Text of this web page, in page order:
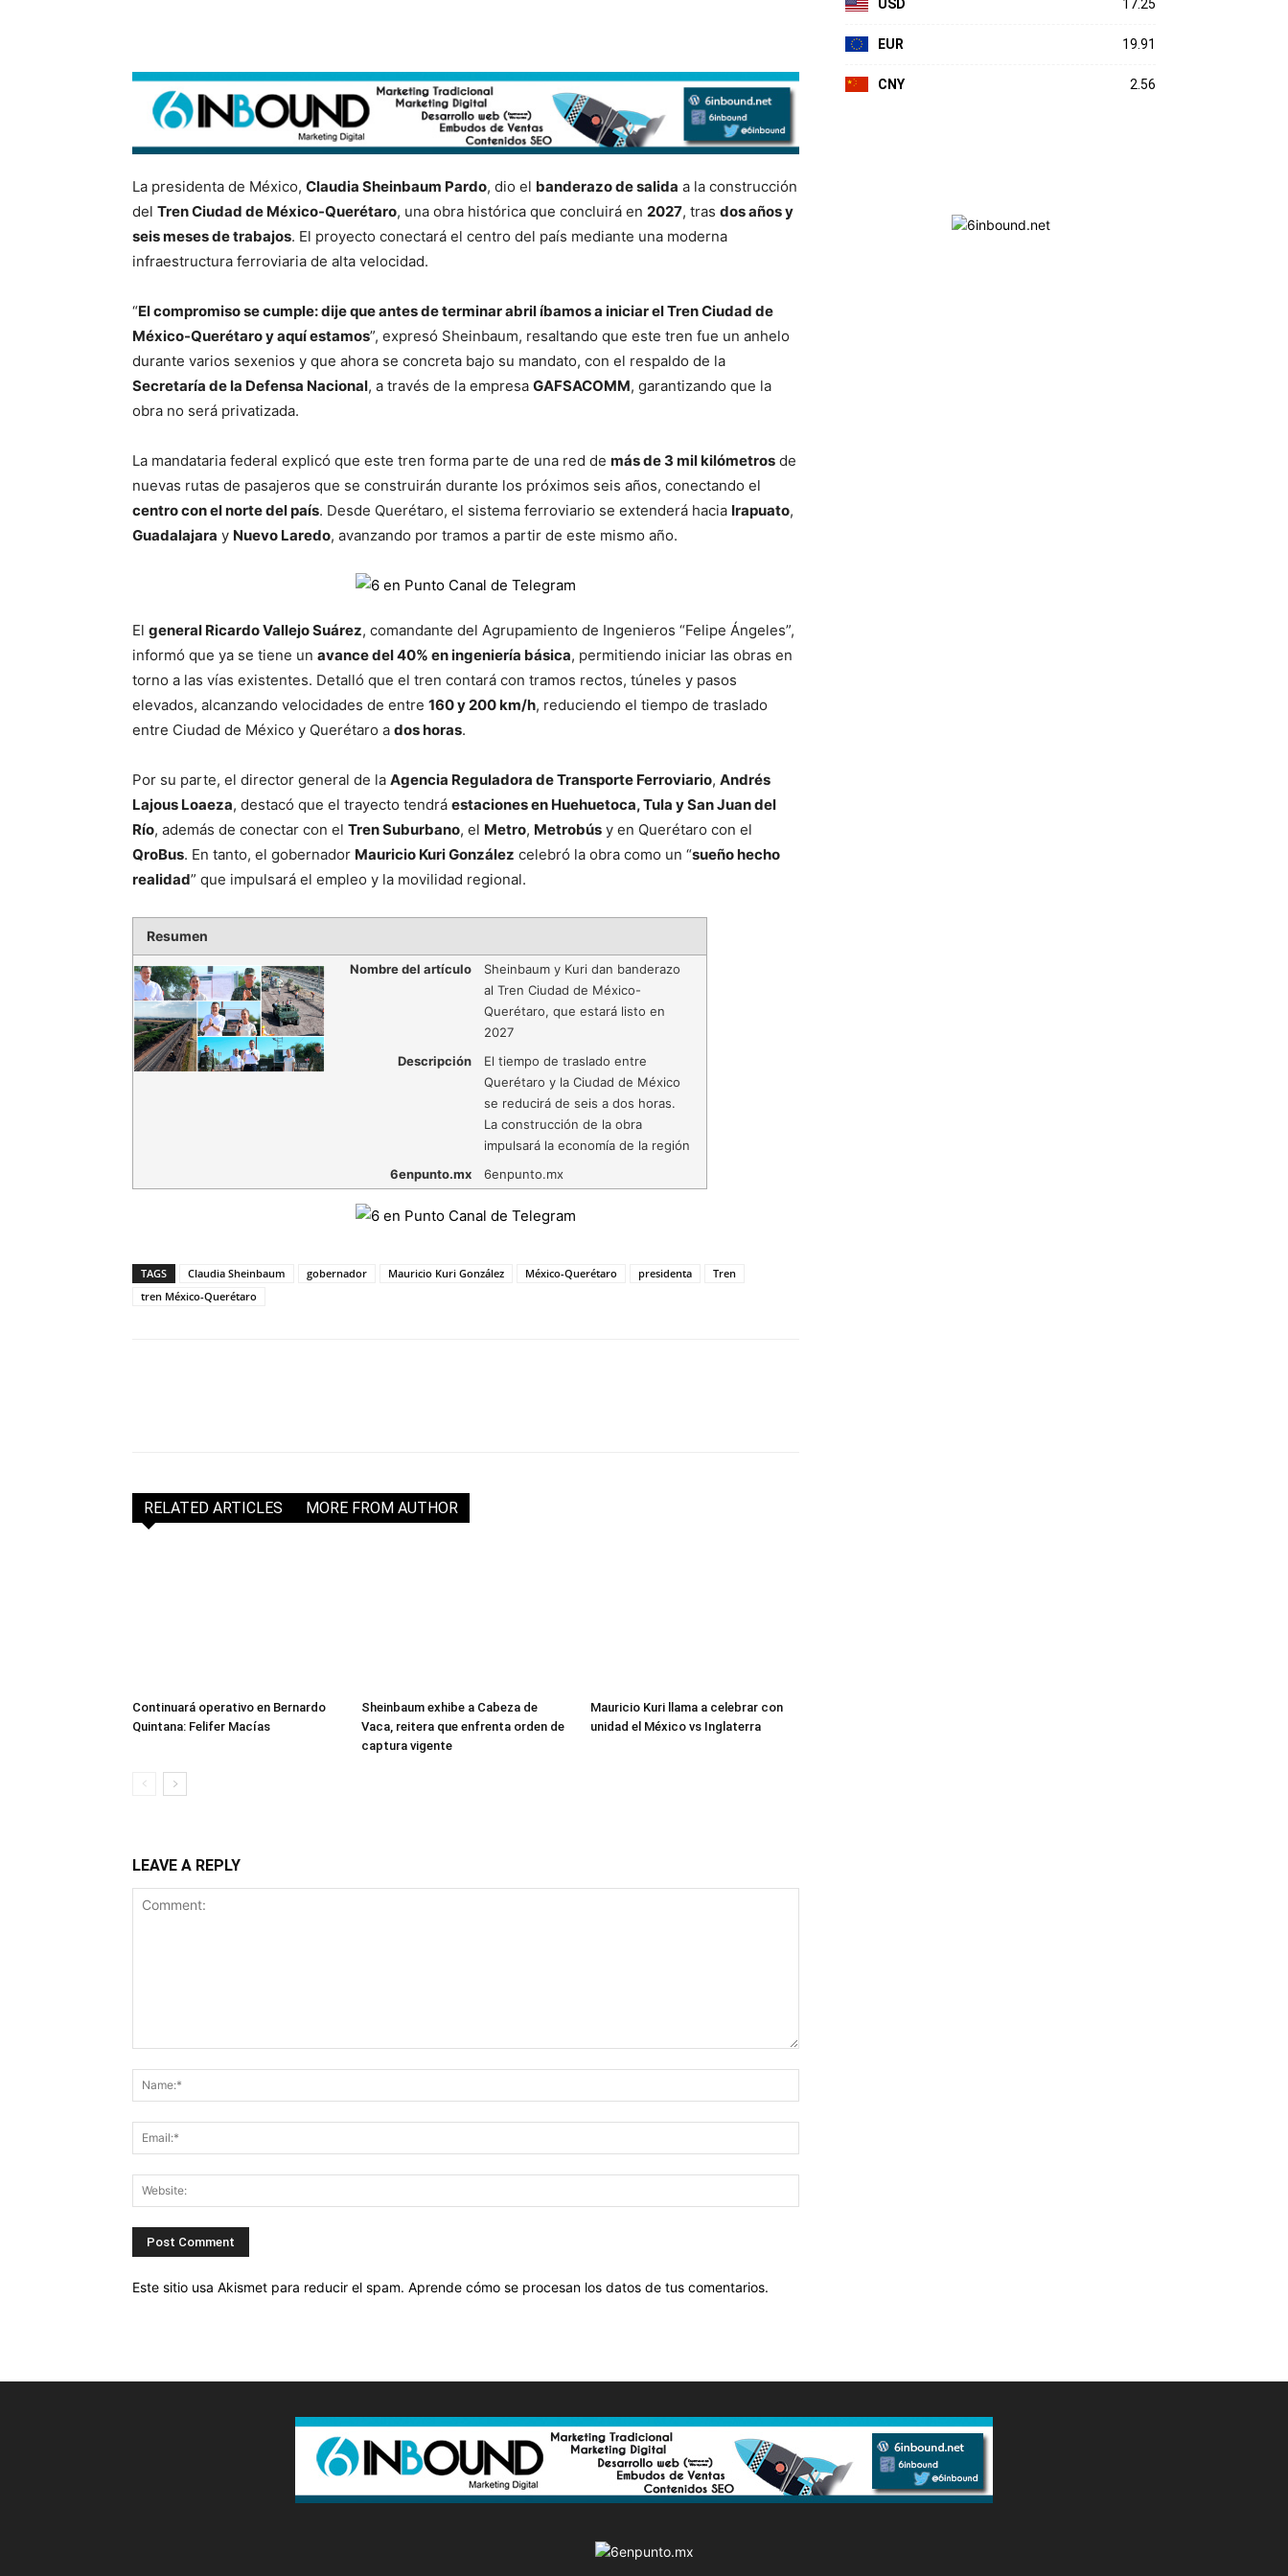
La presidenta de México, Claudia Sheinbaum Pardo, dio el banderazo de salida a la construcción
del Tren Ciudad de México-Querétaro, una obra histórica que concluirá en 2027, tras dos años y
seis meses de trabajos. El proyecto conectará el centro del país mediante una moderna
infraestructura ferroviaria de alta velocidad.
“El compromiso se cumple: dije que antes de terminar abril íbamos a iniciar el Tren Ciudad de
México-Querétaro y aquí estamos”, expresó Sheinbaum, resaltando que este tren fue un anhelo
durante varios sexenios y que ahora se concreta bajo su mandato, con el respaldo de la
Secretaría de la Defensa Nacional, a través de la empresa GAFSACOMM, garantizando que la
obra no será privatizada.
La mandataria federal explicó que este tren forma parte de una red de más de 3 mil kilómetros de
nuevas rutas de pasajeros que se construirán durante los próximos seis años, conectando el
centro con el norte del país. Desde Querétaro, el sistema ferroviario se extenderá hacia Irapuato,
Guadalajara y Nuevo Laredo, avanzando por tramos a partir de este mismo año.
El general Ricardo Vallejo Suárez, comandante del Agrupamiento de Ingenieros “Felipe Ángeles”,
informó que ya se tiene un avance del 40% en ingeniería básica, permitiendo iniciar las obras en
torno a las vías existentes. Detalló que el tren contará con tramos rectos, túneles y pasos
elevados, alcanzando velocidades de entre 160 y 200 km/h, reduciendo el tiempo de traslado
entre Ciudad de México y Querétaro a dos horas.
Por su parte, el director general de la Agencia Reguladora de Transporte Ferroviario, Andrés
Lajous Loaeza, destacó que el trayecto tendrá estaciones en Huehuetoca, Tula y San Juan del
Río, además de conectar con el Tren Suburbano, el Metro, Metrobús y en Querétaro con el
QroBus. En tanto, el gobernador Mauricio Kuri González celebró la obra como un “sueño hecho
realidad” que impulsará el empleo y la movilidad regional.
Resumen
Nombre del artículo
Sheinbaum y Kuri dan banderazo
al Tren Ciudad de México-
Querétaro, que estará listo en
2027
Descripción
El tiempo de traslado entre
Querétaro y la Ciudad de México
se reducirá de seis a dos horas.
La construcción de la obra
impulsará la economía de la región
6enpunto.mx
6enpunto.mx
TAGS Claudia Sheinbaum gobernador Mauricio Kuri González México-Querétaro presidenta
Tren
tren México-Querétaro
RELATED ARTICLES MORE FROM AUTHOR
Continuará operativo en Bernardo
Quintana: Felifer Macías
Sheinbaum exhibe a Cabeza de
Vaca, reitera que enfrenta orden de
captura vigente
Mauricio Kuri llama a celebrar con
unidad el México vs Inglaterra
LEAVE A REPLY
Este sitio usa Akismet para reducir el spam. Aprende cómo se procesan los datos de tus comentarios.
USD 17.25
EUR 19.91
CNY 2.56